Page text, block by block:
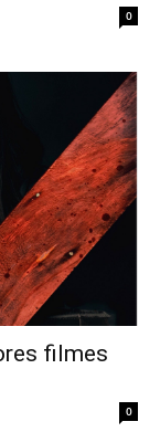
0
filmes
0